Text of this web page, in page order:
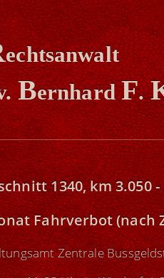
echtsanwalt
BernhardF.
1340, km 3.050
Fahrverbot (nach
Zentrale